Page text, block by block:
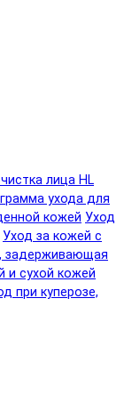
лица HL
ухода для
кожей Уход
Уход за кожей с
задерживающая
и сухой кожей
при куперозе,